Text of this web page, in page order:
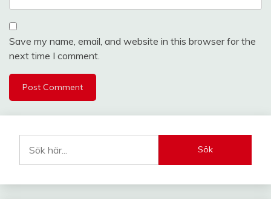
Save my name, email, and website in this browser for the
next time I comment.
Sök